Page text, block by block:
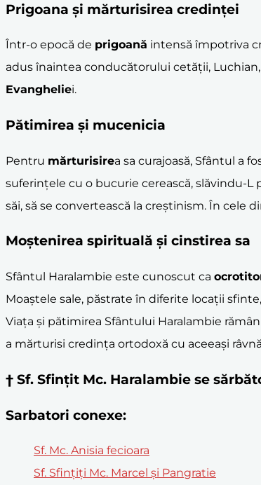
Prigoana și mărturisirea credinței
Într-o epocă de prigoană intensă împotriva
adus înaintea conducătorului cetății,
Evangheliei.
Pătimirea și mucenicia
Pentru mărturisirea sa curajoasă, Sfântul a
suferințele cu o bucurie cerească, slăvindu-
săi, să se convertească la creștinism. În cele
Moștenirea spirituală și cinstirea sa
Sfântul Haralambie este cunoscut ca
Moaștele sale, păstrate în diferite locații
Viața și pătimirea Sfântului Haralambie
a mărturisi credința ortodoxă cu aceeași
† Sf. Sfinţit Mc. Haralambie se
Sarbatori conexe:
Sf. Mc. Anisia fecioara
Sf. Sfinţiţi Mc. Marcel şi Pangratie